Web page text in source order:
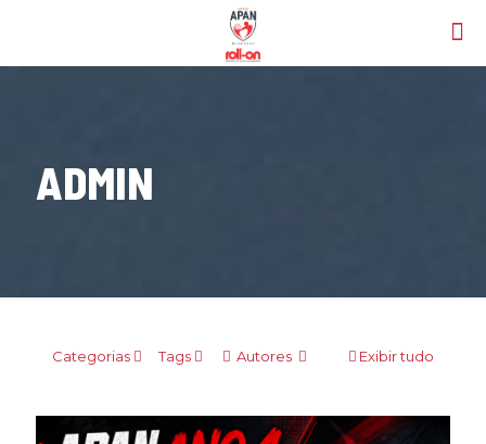
ADMIN
Categorias Tags Autores Exibir tudo